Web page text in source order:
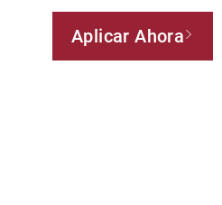
Aplicar Ahora